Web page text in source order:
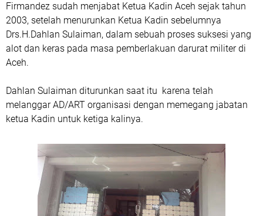
Firmandez sudah menjabat Ketua Kadin Aceh sejak tahun
2003, setelah menurunkan Ketua Kadin sebelumnya
Drs.H.Dahlan Sulaiman, dalam sebuah proses suksesi yang
alot dan keras pada masa pemberlakuan darurat militer di
Aceh.
Dahlan Sulaiman diturunkan saat itu karena telah
melanggar AD/ART organisasi dengan memegang jabatan
ketua Kadin untuk ketiga kalinya.